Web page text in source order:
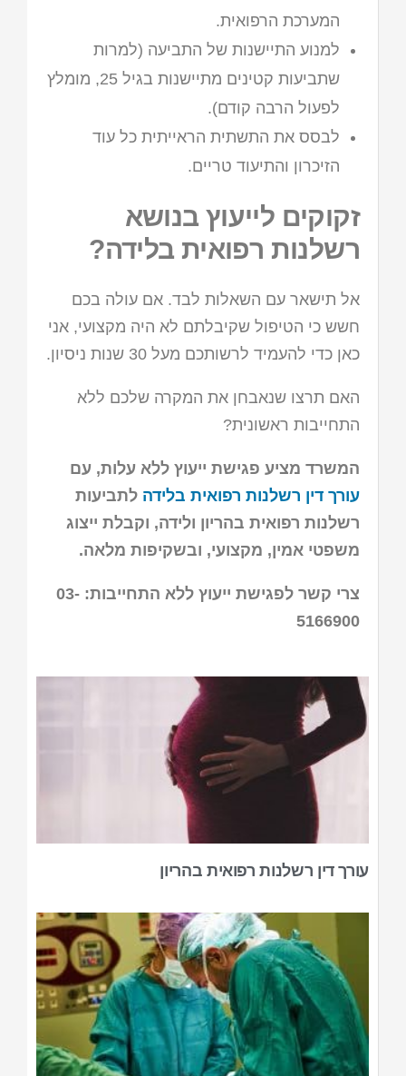
המערכת הרפואית.
למנוע התיישנות של התביעה (למרות
שתביעות קטינים מתיישנות בגיל 25, מומלץ
לפעול הרבה קודם).
לבסס את התשתית הראייתית כל עוד
הזיכרון והתיעוד טריים.
זקוקים לייעוץ בנושא
רשלנות רפואית בלידה?
אל תישאר עם השאלות לבד. אם עולה בכם
חשש כי הטיפול שקיבלתם לא היה מקצועי, אני
כאן כדי להעמיד לרשותכם מעל 30 שנות ניסיון.
האם תרצו שנאבחן את המקרה שלכם ללא
התחייבות ראשונית?
המשרד מציע פגישת ייעוץ ללא עלות, עם
עורך דין רשלנות רפואית בלידה לתביעות
רשלנות רפואית בהריון ולידה, וקבלת ייצוג
משפטי אמין, מקצועי, ובשקיפות מלאה.
צרי קשר לפגישת ייעוץ ללא התחייבות: 03-
5166900
עורך דין רשלנות רפואית בהריון